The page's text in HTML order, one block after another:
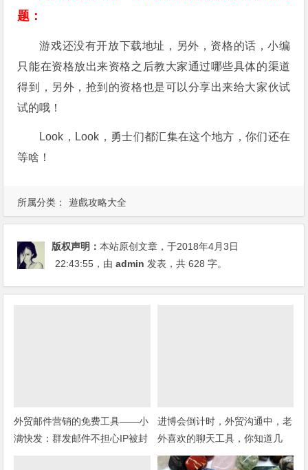
所属分类： 遊戲攻略大全
题：
游戏还没有开放下载地址，另外，资格的话，小编
只能在资格放出来资格之后教大家通过哪些具体的渠道
得到，另外，抢到的资格也是可以分享出来给大家伙试
试的哦！
Look，Look，勇士们都汇集在这个地方，你们还在
等啥！
版权声明：本站原创文章，于2018年4月3日
22:43:55 ，由admin 发表，共 628 字。
外贸邮件营销的免费工具——小
满快发：群发邮件不担心IP被封
进博会倒计时，外贸沟通中，老
外喜欢的聊天工具，你知道几
种？